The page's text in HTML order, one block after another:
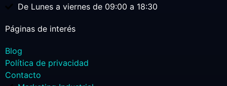
Páginas de interés
Blog
Política de privacidad
Contacto
De Lunes a viernes de 09:00 a 18:30